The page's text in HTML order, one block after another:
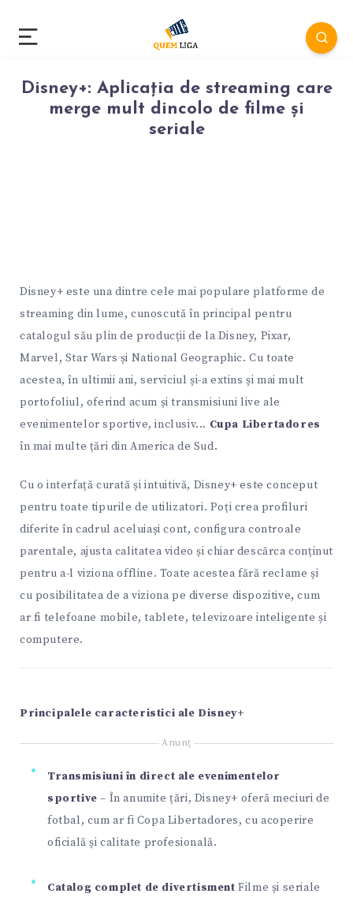
Disney+: Aplicația de streaming care
merge mult dincolo de filme și
seriale
Disney+ este una dintre cele mai populare platforme de
streaming din lume, cunoscută în principal pentru
catalogul său plin de producții de la Disney, Pixar,
Marvel, Star Wars și National Geographic. Cu toate
acestea, în ultimii ani, serviciul și-a extins și mai mult
portofoliul, oferind acum și transmisiuni live ale
evenimentelor sportive, inclusiv... Cupa Libertadores
în mai multe țări din America de Sud.
Cu o interfață curată și intuitivă, Disney+ este conceput
pentru toate tipurile de utilizatori. Poți crea profiluri
diferite în cadrul aceluiași cont, configura controale
parentale, ajusta calitatea video și chiar descărca conținut
pentru a-l viziona offline. Toate acestea fără reclame și
cu posibilitatea de a viziona pe diverse dispozitive, cum
ar fi telefoane mobile, tablete, televizoare inteligente și
computere.
Principalele caracteristici ale Disney+
Anunţ
Transmisiuni în direct ale evenimentelor
sportive – În anumite țări, Disney+ oferă meciuri de
fotbal, cum ar fi Copa Libertadores, cu acoperire
oficială și calitate profesională.
Catalog complet de divertisment Filme și seriale